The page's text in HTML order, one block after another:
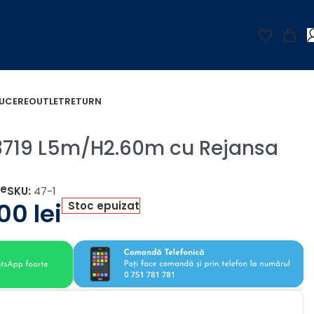
OUTLETRETURN
L5m/H2.60m cu Rejansa
SKU: 47-1
lei Stoc epuizat